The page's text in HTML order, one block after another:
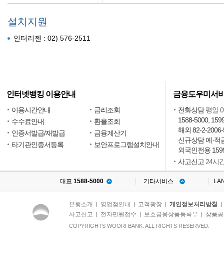
설치지원
인터리젠 : 02) 576-2511
인터넷뱅킹 이용안내
이용시간안내
금리조회
수수료안내
환율조회
인증서발급/재발급
금융계산기
타기관인증서등록
보안프로그램설치안내
금융도우미서
전화상담평일
1588-5000,
해외 82-2-
신규상담 예·적
외국인전용
사고신고24시
대표 1588-5000 기타서비스
은행소개 영업점안내 고객광장| 개인정보처리방침
사고신고 전자민원접수 보호금융상품등록부 상품
COPYRIGHTS WOORI BANK. ALL RIGHTS RESERVED.